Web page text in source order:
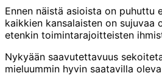
Ennen näistä asioista on
kaikkien kansalaisten on
etenkin toimintarajoitteisten
Nykyään saavutettavuus
mieluummin hyvin saatavilla